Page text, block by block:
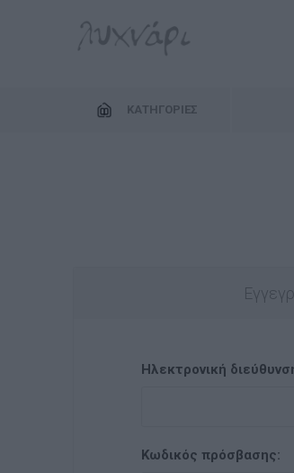
ΚΑΤΗΓΟΡΊΕΣ
Ηλεκτρονική
Κωδικός πρόσβασης: